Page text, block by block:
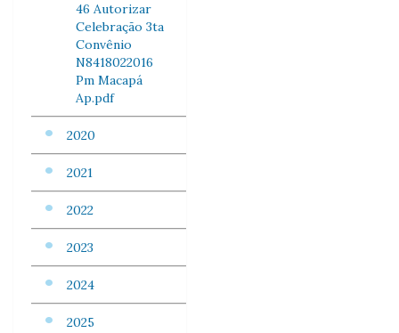
46 Autorizar
Celebração 3ta
Convênio
N8418022016
Pm Macapá
Ap.pdf
2020
2021
2022
2023
2024
2025